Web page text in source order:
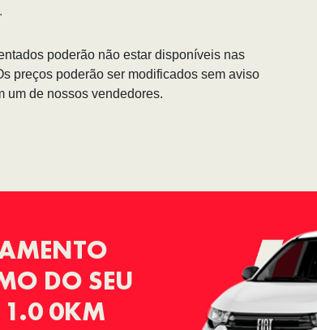
poderão não estar disponíveis nas
preços poderão ser modificados sem aviso
um de nossos vendedores.
DO SEU
1.0 0KM